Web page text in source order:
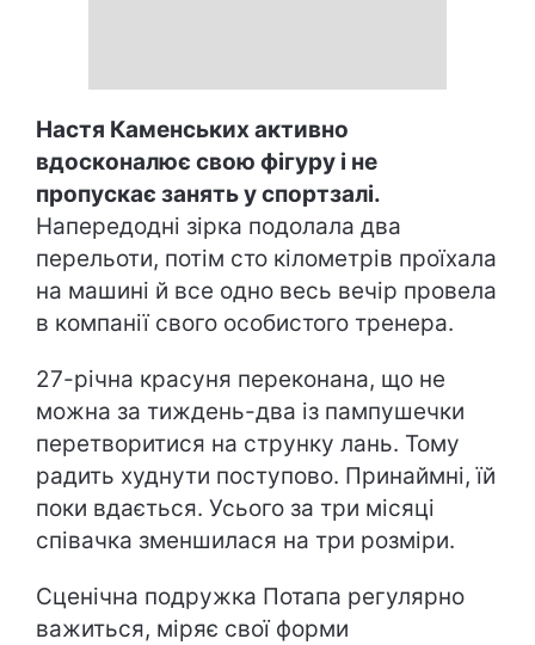
Настя Каменських активно
вдосконалює свою фігуру і не
пропускає занять у спортзалі.
Напередодні зірка подолала два
перельоти, потім сто кілометрів проїхала
на машині й все одно весь вечір провела
в компанії свого особистого тренера.
27-річна красуня переконана, що не
можна за тиждень-два із пампушечки
перетворитися на струнку лань. Тому
радить худнути поступово. Принаймні, їй
поки вдається. Усього за три місяці
співачка зменшилася на три розміри.
Сценічна подружка Потапа регулярно
важиться, міряє свої форми